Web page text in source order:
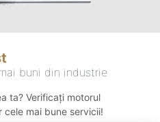
buni din industrie
ta? Verificați motorul
cele mai bune servicii!